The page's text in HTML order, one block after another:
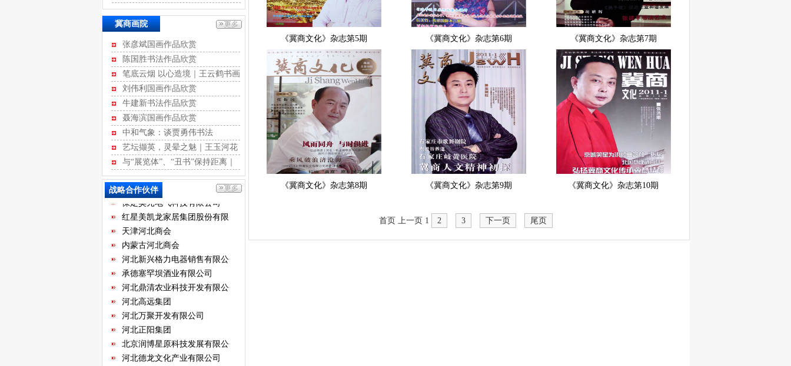
动”
绿色发展典型案例
冀商画院
张彦斌国画作品欣赏
陈国胜书法作品欣赏
笔底云烟 以心造境｜王云鹤书画
作品评赏
刘伟利国画作品欣赏
牛建新书法作品欣赏
聂海滨国画作品欣赏
中和气象：谈贾勇伟书法
艺坛撷英，灵晕之魅｜王玉河花
鸟作品赏析
与“展览体”、“丑书”保持距离｜
江书学行草记
战略合作伙伴
河北省不动产商会
石家庄市沧州商会
河北省康龙文化传播有限公司
河北经贸大学继续教育学院
河北省书画艺术研究院
石家庄国大酒店经营有限公司
石家庄君乐宝乳业有限公司
河北新天第装饰工程有限公司
华北制药集团有限责任公司
保定昊元电气科技有限公司
红星美凯龙家居集团股份有限
公司
天津河北商会
内蒙古河北商会
河北新兴格力电器销售有限公
司
承德塞罕坝酒业有限公司
河北鼎清农业科技开发有限公
司
河北高远集团
河北万聚开发有限公司
河北正阳集团
北京润博星原科技发展有限公
司
河北德龙文化产业有限公司
《冀商文化》杂志第5期 《冀商文化》杂志第6期 《冀商文化》杂志第7期
《冀商文化》杂志第8期 《冀商文化》杂志第9期 《冀商文化》杂志第10期
首页 上一页 1 2 3 下一页 尾页